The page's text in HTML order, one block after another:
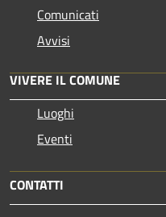
Comunicati
Avvisi
VIVERE IL COMUNE
Luoghi
Eventi
CONTATTI